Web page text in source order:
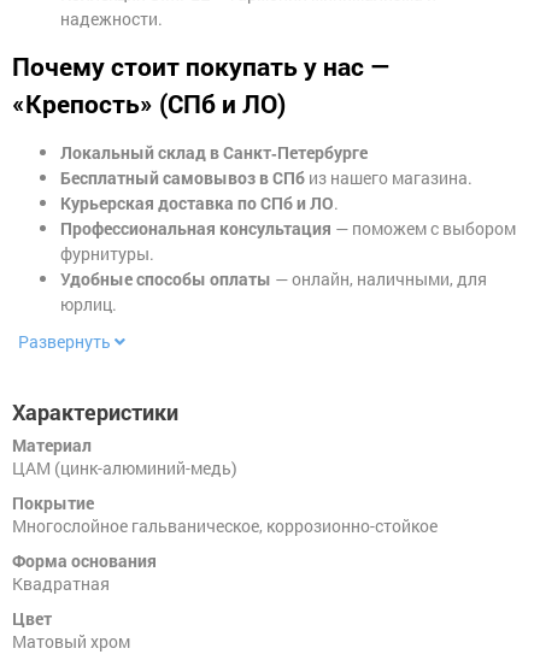
надежности.
Почему стоит покупать у нас —
«Крепость» (СПб и ЛО)
Локальный склад в Санкт‑Петербурге
Бесплатный самовывоз в СПб из нашего магазина.
Курьерская доставка по СПб и ЛО.
Профессиональная консультация — поможем с выбором
фурнитуры.
Удобные способы оплаты — онлайн, наличными, для
юрлиц.
Развернуть
Характеристики
Материал
ЦАМ (цинк-алюминий-медь)
Покрытие
Многослойное гальваническое, коррозионно-стойкое
Форма основания
Квадратная
Цвет
Матовый хром